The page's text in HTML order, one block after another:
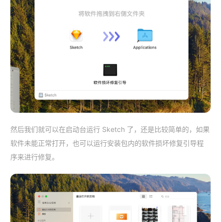
然后我们就可以在启动台运行 Sketch 了，还是比较简单的，如果
软件未能正常打开，也可以运行安装包内的软件损坏修复引导程
序来进行修复。